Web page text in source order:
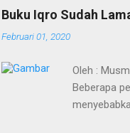
mengubah nama Yatsrib
Baginda Nabi merupakan
berakhirnya pewahyuan dan
Buku Iqro Sudah
Februari 01, 2020
Oleh :
Beberapa